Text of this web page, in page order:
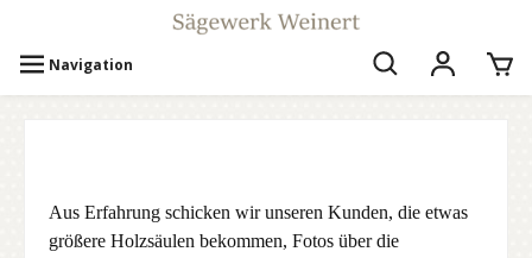
Navigation
Aus Erfahrung schicken wir unseren Kunden, die etwas
größere Holzsäulen bekommen, Fotos über die